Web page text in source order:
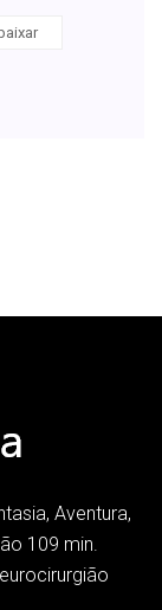
Aventura,
109 min.